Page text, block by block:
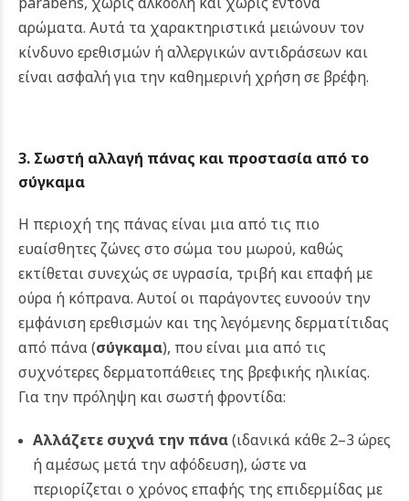
αρώματα. Αυτά τα χαρακτηριστικά μειώνουν τον
κίνδυνο ερεθισμών ή αλλεργικών αντιδράσεων και
είναι ασφαλή για την καθημερινή χρήση σε βρέφη.
3. Σωστή αλλαγή πάνας και προστασία από το
σύγκαμα
Η περιοχή της πάνας είναι μια από τις πιο
ευαίσθητες ζώνες στο σώμα του μωρού, καθώς
εκτίθεται συνεχώς σε υγρασία, τριβή και επαφή με
ούρα ή κόπρανα. Αυτοί οι παράγοντες ευνοούν την
εμφάνιση ερεθισμών και της λεγόμενης δερματίτιδας
από πάνα (σύγκαμα), που είναι μια από τις
συχνότερες δερματοπάθειες της βρεφικής ηλικίας.
Για την πρόληψη και σωστή φροντίδα:
Αλλάζετε συχνά την πάνα(ιδανικά κάθε 2–3 ώρες
ή αμέσως μετά την αφόδευση), ώστε να
περιορίζεται ο χρόνος επαφής της επιδερμίδας με